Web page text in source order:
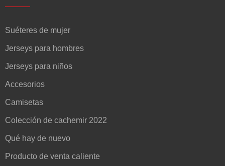
Suéteres de mujer
Jerseys para hombres
Jerseys para niños
Accesorios
Camisetas
Colección de cachemir 2022
Qué hay de nuevo
Producto de venta caliente